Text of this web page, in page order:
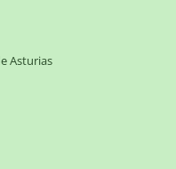
Asturias